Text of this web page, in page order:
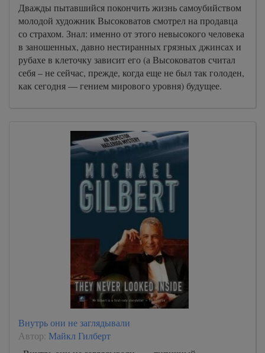
Дважды пытавшийся покончить жизнь самоубийством
молодой художник Высоковатов смотрел на продавца
со страхом. Знал: именно от этого невысокого человека
в заношенных, давно нестиранных грязных джинсах и
рубахе в клеточку зависит его (а Высоковатов считал
себя – не сейчас, прежде, когда еще не был так голоден,
как сегодня — гением мирового уровня) будущее.
Внутрь они не заглядывали
Автор: Майкл Гилберт